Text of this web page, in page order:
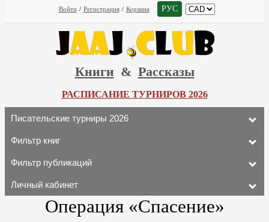
Войти / Регистрация / Корзина РУС
Книги & Рассказы
РАСПИСАНИЕ ТУРНИРОВ 2026
Писательские турниры 2026
Фильтр книг
Фильтр публикаций
Личный кабинет
Операция «Спасение»